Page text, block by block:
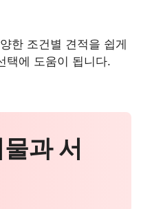
한 조건별 견적을 쉽게
택에 도움이 됩니다.
과 서